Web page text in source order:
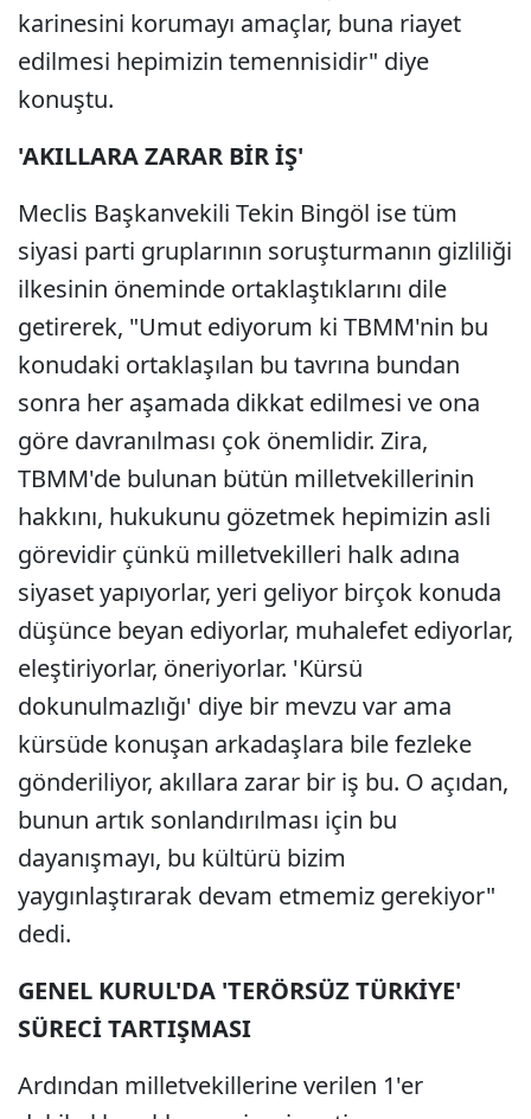
karinesini korumayı amaçlar, buna riayet
edilmesi hepimizin temennisidir" diye
konuştu.
'AKILLARA ZARAR BİR İŞ'
Meclis Başkanvekili Tekin Bingöl ise tüm
siyasi parti gruplarının soruşturmanın gizliliği
ilkesinin öneminde ortaklaştıklarını dile
getirerek, "Umut ediyorum ki TBMM'nin bu
konudaki ortaklaşılan bu tavrına bundan
sonra her aşamada dikkat edilmesi ve ona
göre davranılması çok önemlidir. Zira,
TBMM'de bulunan bütün milletvekillerinin
hakkını, hukukunu gözetmek hepimizin asli
görevidir çünkü milletvekilleri halk adına
siyaset yapıyorlar, yeri geliyor birçok konuda
düşünce beyan ediyorlar, muhalefet ediyorlar,
eleştiriyorlar, öneriyorlar. 'Kürsü
dokunulmazlığı' diye bir mevzu var ama
kürsüde konuşan arkadaşlara bile fezleke
gönderiliyor, akıllara zarar bir iş bu. O açıdan,
bunun artık sonlandırılması için bu
dayanışmayı, bu kültürü bizim
yaygınlaştırarak devam etmemiz gerekiyor"
dedi.
GENEL KURUL'DA 'TERÖRSÜZ TÜRKİYE'
SÜRECİ TARTIŞMASI
Ardından milletvekillerine verilen 1'er